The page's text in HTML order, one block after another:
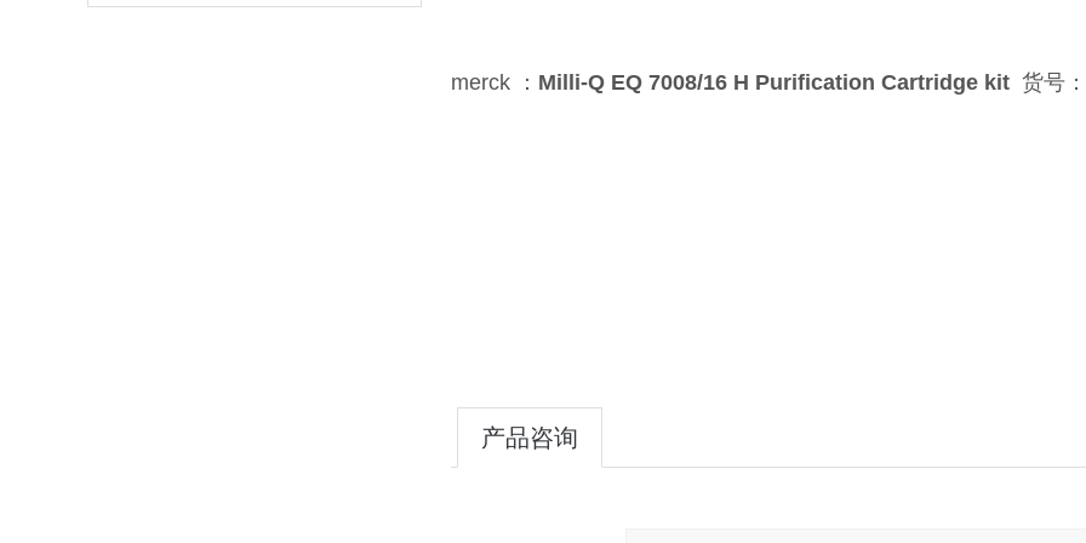
merck ： Milli-Q EQ 7008/16 H Purification Cartridge kit 货号
产品咨询